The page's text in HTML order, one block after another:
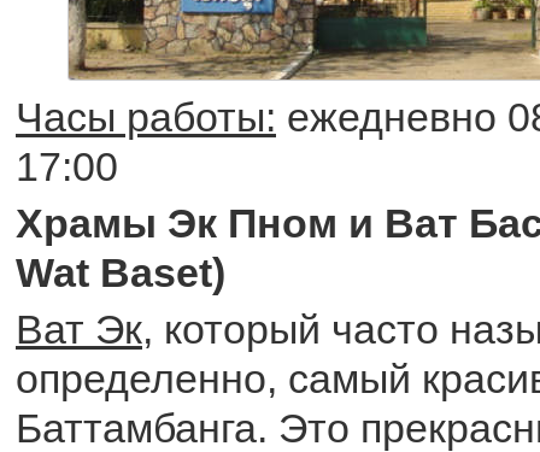
Часы работы: ежедневно
17:00
Храмы Эк Пном и Ват
Wat Baset)
Ват Эк, который часто
определенно, самый
Баттамбанга. Это